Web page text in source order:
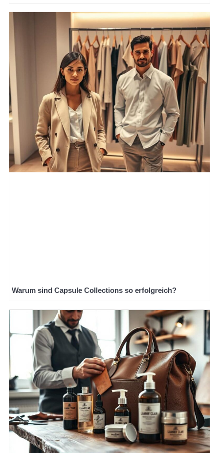
Warum sind Capsule Collections so erfolgreich?